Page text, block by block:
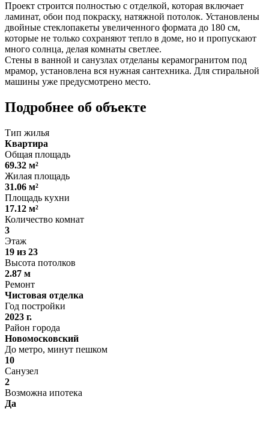
Проект строится полностью с отделкой, которая включает
ламинат, обои под покраску, натяжной потолок. Установлены
двойные стеклопакеты увеличенного формата до 180 см,
которые не только сохраняют тепло в доме, но и пропускают
много солнца, делая комнаты светлее.
Стены в ванной и санузлах отделаны керамогранитом под
мрамор, установлена вся нужная сантехника. Для стиральной
машины уже предусмотрено место.
Подробнее об объекте
Тип жилья
Квартира
Общая площадь
69.32 м²
Жилая площадь
31.06 м²
Площадь кухни
17.12 м²
Количество комнат
3
Этаж
19 из 23
Высота потолков
2.87 м
Ремонт
Чистовая отделка
Год постройки
2023 г.
Район города
Новомосковский
До метро, минут пешком
10
Санузел
2
Возможна ипотека
Да